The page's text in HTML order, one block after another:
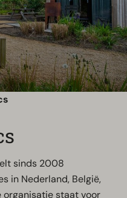
sinds 2008
in Nederland, België,
organisatie staat voor